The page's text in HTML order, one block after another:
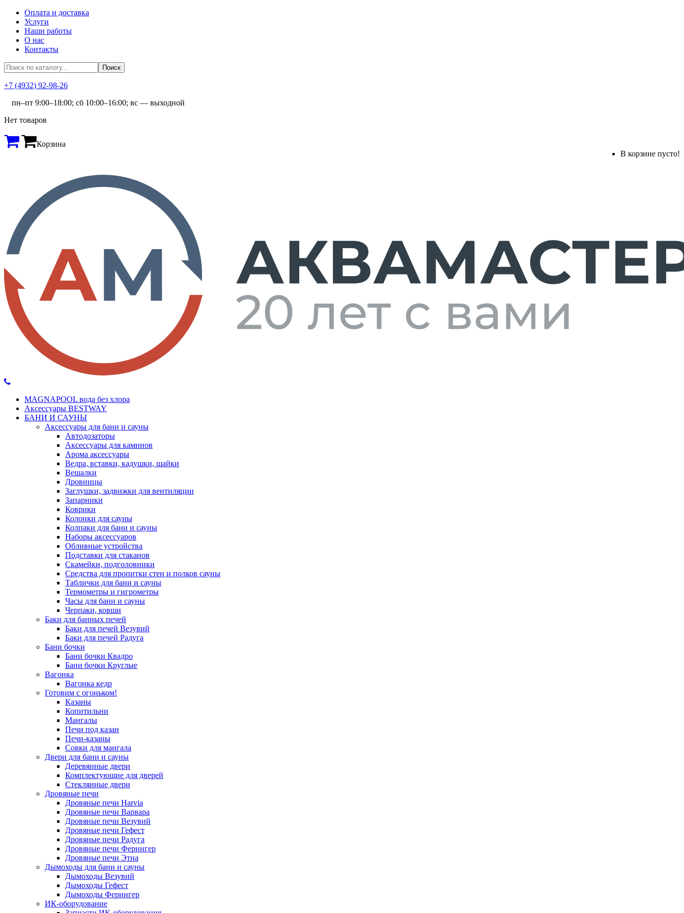
Оплата и доставка
Услуги
Наши работы
О нас
Контакты
+7 (4932) 92-98-26
пн–пт 9:00–18:00; сб 10:00–16:00; вс — выходной
Нет товаров
Корзина
В корзине пусто!
MAGNAPOOL вода без хлора
Аксессуары BESTWAY
БАНИ И САУНЫ
Аксессуары для бани и сауны
Автодозаторы
Аксессуары для каминов
Арома аксессуары
Ведра, вставки, кадушки, шайки
Вешалки
Дровницы
Заглушки, задвижки для вентиляции
Запарники
Коврики
Колонки для сауны
Колпаки для бани и сауны
Наборы аксессуаров
Обливные устройства
Подставки для стаканов
Скамейки, подголовники
Средства для пропитки стен и полков сауны
Таблички для бани и сауны
Термометры и гигрометры
Часы для бани и сауны
Черпаки, ковши
Баки для банных печей
Баки для печей Везувий
Баки для печей Радуга
Бани бочки
Бани бочки Квадро
Бани бочки Круглые
Вагонка
Вагонка кедр
Готовим с огоньком!
Казаны
Копитильни
Мангалы
Печи под казан
Печи-казаны
Совки для мангала
Двери для бани и сауны
Деревянные двери
Комплектующие для дверей
Стеклянные двери
Дровяные печи
Дровяные печи Harvia
Дровяные печи Варвара
Дровяные печи Везувий
Дровяные печи Гефест
Дровяные печи Радуга
Дровяные печи Ферингер
Дровяные печи Этна
Дымоходы для бани и сауны
Дымоходы Везувий
Дымоходы Гефест
Дымоходы Ферингер
ИК-оборудование